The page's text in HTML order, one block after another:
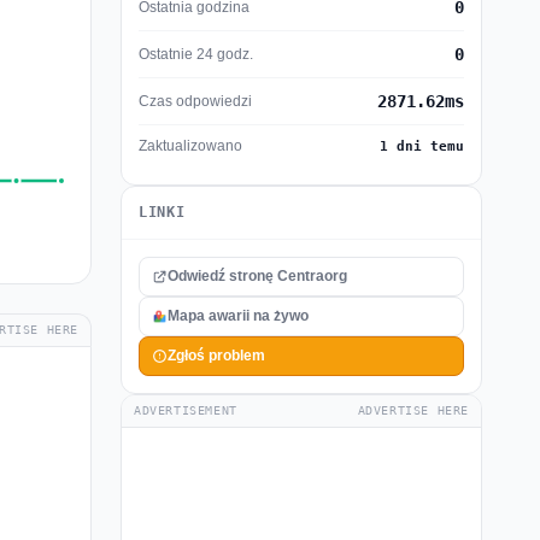
HERE
Ostatnia godzina 0
Ostatnie 24 godz. 0
Czas odpowiedzi 2871.62ms
Zaktualizowano 1 dni temu
LINKI
Odwiedź stronę Centraorg
Mapa awarii na żywo
Zgłoś problem
ADVERTISEMENT ADVERTISE HERE